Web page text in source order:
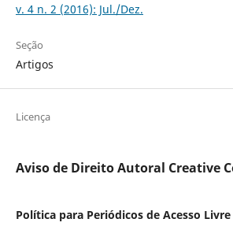
v. 4 n. 2 (2016): Jul./Dez.
Seção
Artigos
Licença
Aviso de Direito Autoral Creative
Política para Periódicos de Acesso Livre